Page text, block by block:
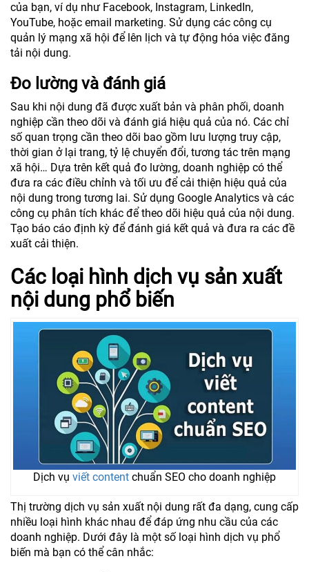
của bạn, ví dụ như Facebook, Instagram, LinkedIn,
YouTube, hoặc email marketing. Sử dụng các công cụ
quản lý mạng xã hội để lên lịch và tự động hóa việc đăng
tải nội dung.
Đo lường và đánh giá
Sau khi nội dung đã được xuất bản và phân phối, doanh
nghiệp cần theo dõi và đánh giá hiệu quả của nó. Các chỉ
số quan trọng cần theo dõi bao gồm lưu lượng truy cập,
thời gian ở lại trang, tỷ lệ chuyển đổi, tương tác trên mạng
xã hội… Dựa trên kết quả đo lường, doanh nghiệp có thể
đưa ra các điều chỉnh và tối ưu để cải thiện hiệu quả của
nội dung trong tương lai. Sử dụng Google Analytics và các
công cụ phân tích khác để theo dõi hiệu quả của nội dung.
Tạo báo cáo định kỳ để đánh giá kết quả và đưa ra các đề
xuất cải thiện.
Các loại hình dịch vụ sản xuất
nội dung phổ biến
Dịch vụ viết content chuẩn SEO cho doanh nghiệp
Thị trường dịch vụ sản xuất nội dung rất đa dạng, cung cấp
nhiều loại hình khác nhau để đáp ứng nhu cầu của các
doanh nghiệp. Dưới đây là một số loại hình dịch vụ phổ
biến mà bạn có thể cân nhắc: